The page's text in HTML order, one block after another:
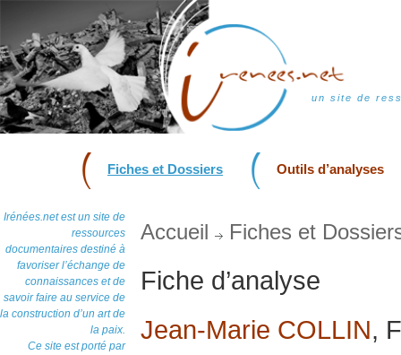
un site de
Fiches et Dossiers Outils d’analyses
Irénées.net est un site de
ressources
documentaires destiné à
favoriser l’échange de
connaissances et de
savoir faire au service de
la construction d’un art de
la paix.
Ce site est porté par
Accueil Fiches et
Fiche d’analyse
Jean-Marie COLLIN,